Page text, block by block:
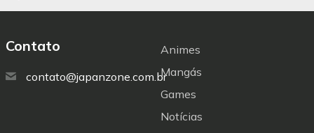
Contato
contato@japanzone.com.br
Animes
Mangás
Games
Notícias